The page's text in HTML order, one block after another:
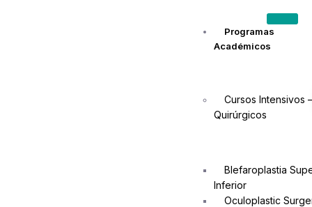
Programas
Académicos
Cursos Intensivos –
Quirúrgicos
Blefaroplastia
Inferior
Oculoplastic